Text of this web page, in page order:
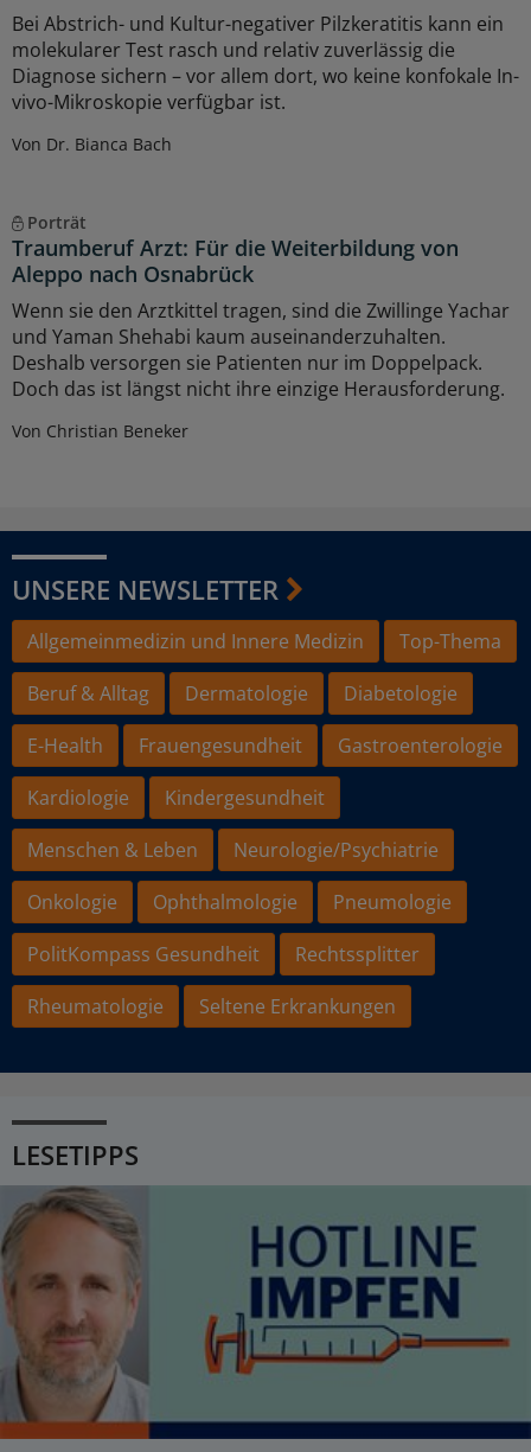
Bei Abstrich- und Kultur-negativer Pilzkeratitis kann ein
molekularer Test rasch und relativ zuverlässig die
Diagnose sichern – vor allem dort, wo keine konfokale In-
vivo-Mikroskopie verfügbar ist.
Von Dr. Bianca Bach
Porträt
Traumberuf Arzt: Für die Weiterbildung von
Aleppo nach Osnabrück
Wenn sie den Arztkittel tragen, sind die Zwillinge Yachar
und Yaman Shehabi kaum auseinanderzuhalten.
Deshalb versorgen sie Patienten nur im Doppelpack.
Doch das ist längst nicht ihre einzige Herausforderung.
Von Christian Beneker
UNSERE NEWSLETTER
Allgemeinmedizin und Innere Medizin
Top-Thema
Beruf & Alltag
Dermatologie
Diabetologie
E-Health
Frauengesundheit
Gastroenterologie
Kardiologie
Kindergesundheit
Menschen & Leben
Neurologie/Psychiatrie
Onkologie
Ophthalmologie
Pneumologie
PolitKompass Gesundheit
Rechtssplitter
Rheumatologie
Seltene Erkrankungen
LESETIPPS